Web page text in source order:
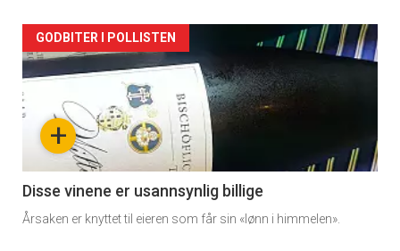
Forsiden
akkurat
nå
3
+
GODBITER I POLLISTEN
Disse vinene er usannsynlig billige
Årsaken er knyttet til eieren som får sin «lønn i himmelen».